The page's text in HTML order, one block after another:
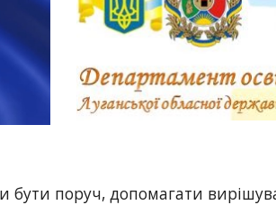
бути поруч, допомагати